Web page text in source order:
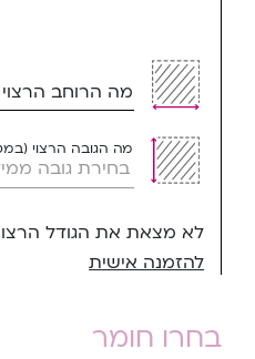
מה הרוחב
מה הגובה הרצוי
לא מצאת את הגודל
להזמנה אישית
בחרו חומר